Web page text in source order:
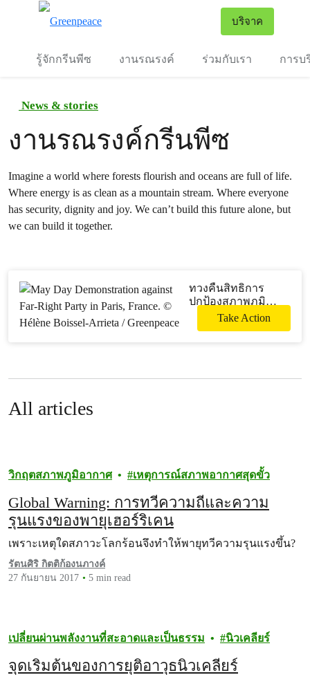
บริจาค
รู้จักกรีนพีซ งานรณรงค์ ร่วมกับเรา การบ
News & stories
งานรณรงค์กรีนพีซ
Imagine a world where forests flourish and oceans are full of life.
Where energy is as clean as a mountain stream. Where everyone
has security, dignity and joy. We can’t build this future alone, but
we can build it together.
ทวงคืนสิทธิการ
ปกป้องสภาพภูมิ
อากาศ หยุดการข่มขู่
จากกลุ่มทุน
Take Action
All articles
วิกฤตสภาพภูมิอากาศ เหตุการณ์สภาพอากาศสุดขั้ว
Global Warning: การทวีความถี่และความ
รุนแรงของพายุเฮอร์ริเคน
เพราะเหตุใดสภาวะโลกร้อนจึงทำให้พายุทวีความรุนแรงขึ้น?
รัตนศิริ กิตติก้องนภางค์
27 กันยายน 2017
5 min read
เปลี่ยนผ่านพลังงานที่สะอาดและเป็นธรรม นิวเคลียร์
จุดเริ่มต้นของการยุติอาวุธนิวเคลียร์